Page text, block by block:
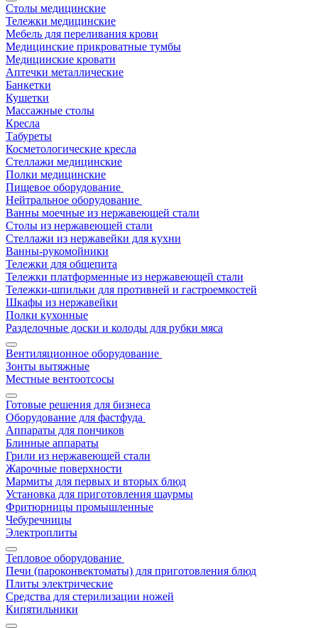
Столы медицинские
Тележки медицинские
Мебель для переливания крови
Медицинские прикроватные тумбы
Медицинские кровати
Аптечки металлические
Банкетки
Кушетки
Массажные столы
Кресла
Табуреты
Косметологические кресла
Стеллажи медицинские
Полки медицинские
Пищевое оборудование
Нейтральное оборудование
Ванны моечные из нержавеющей стали
Столы из нержавеющей стали
Стеллажи из нержавейки для кухни
Ванны-рукомойники
Тележки для общепита
Тележки платформенные из нержавеющей стали
Тележки-шпильки для противней и гастроемкостей
Шкафы из нержавейки
Полки кухонные
Разделочные доски и колоды для рубки мяса
Вентиляционное оборудование
Зонты вытяжные
Местные вентоотсосы
Готовые решения для бизнеса
Оборудование для фастфуда
Аппараты для пончиков
Блинные аппараты
Грили из нержавеющей стали
Жарочные поверхности
Мармиты для первых и вторых блюд
Установка для приготовления шаурмы
Фритюрницы промышленные
Чебуречницы
Электроплиты
Тепловое оборудование
Печи (пароконвектоматы) для приготовления блюд
Плиты электрические
Средства для стерилизации ножей
Кипятильники